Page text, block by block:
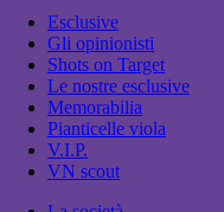
Esclusive
Gli opinionisti
Shots on Target
Le nostre esclusive
Memorabilia
Pianticelle viola
V.I.P.
VN scout